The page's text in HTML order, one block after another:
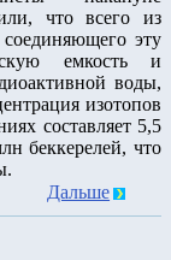
что всего из
эту
емкость и
воды,
изотопов
составляет 5,5
беккерелей, что
Дальше